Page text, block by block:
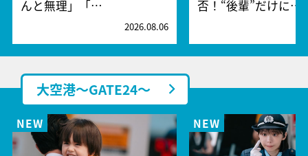
んと無理」「…
2026.08.06
否！“後輩”だけに…
大空港～GATE24～